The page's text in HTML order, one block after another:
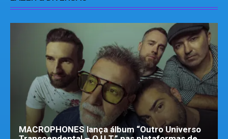
MACROPHONES lança álbum “Outro Universo